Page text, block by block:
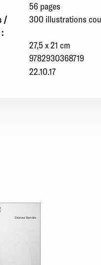
56 pages
/
300 illustrations
27,5 x 21 cm
9782930368719
22.10.17